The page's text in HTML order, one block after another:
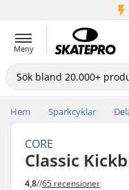
Meny
Hem Sparkcyklar
CORE
Classic
4,8//65 recensioner